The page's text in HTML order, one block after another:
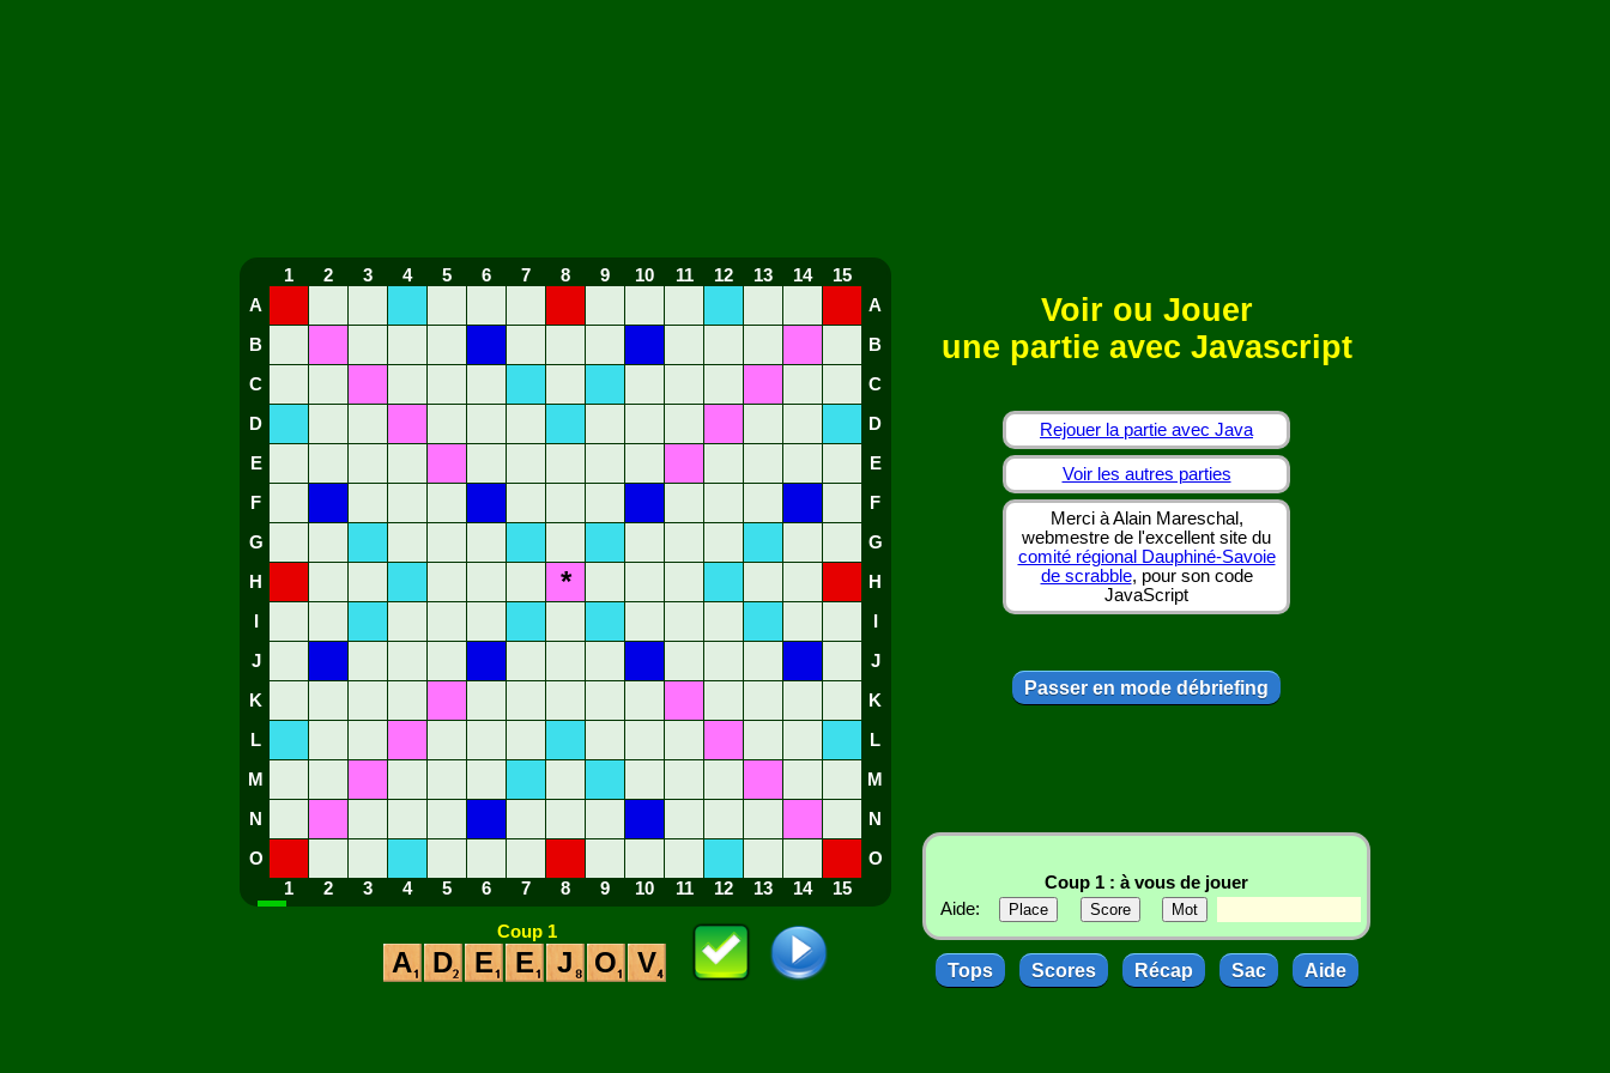
1 2 3 4 5 6 7 8 9 10 11 12 13 14
15
A
A
B B
C C
D D
E E
F F
G G
H * H
J J
K K
L L
M M
N N
O
O
1
2 3 4 5 6 7 8 9 10 11 12 13 14 15
Coup 1
A D E E J O V
Voir ou Jouer
une partie avec Javascript
Rejouer la partie avec Java
Voir les autres parties
Merci à Alain Mareschal,
webmestre de l'excellent site du
comité régional Dauphiné-Savoie
de scrabble, pour son code
JavaScript
Passer en mode débriefing
Coup 1 : à vous de jouer
Aide:
Tops Scores Récap Sac Aide